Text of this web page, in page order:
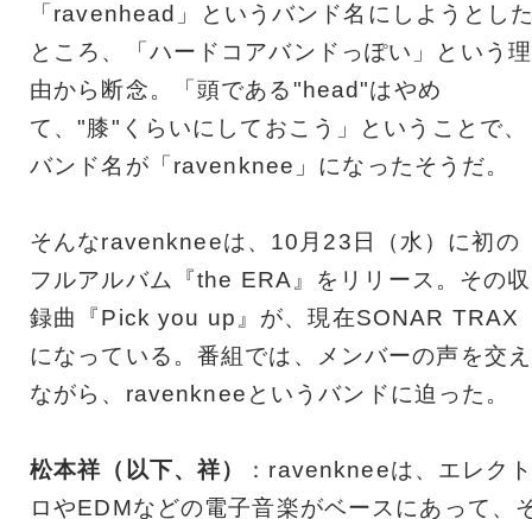
「ravenhead」というバンド名にしようとし
ところ、「ハードコアバンドっぽい」という理
由から断念。「頭である"head"はやめ
て、"膝"くらいにしておこう」ということで、
バンド名が「ravenknee」になったそうだ。
そんなravenkneeは、10月23日（水）に初の
フルアルバム『the ERA』をリリース。その収
録曲『Pick you up』が、現在SONAR TRAX
になっている。番組では、メンバーの声を交え
ながら、ravenkneeというバンドに迫った。
松本祥（以下、祥）
：ravenkneeは、エレク
ロやEDMなどの電子音楽がベースにあって、